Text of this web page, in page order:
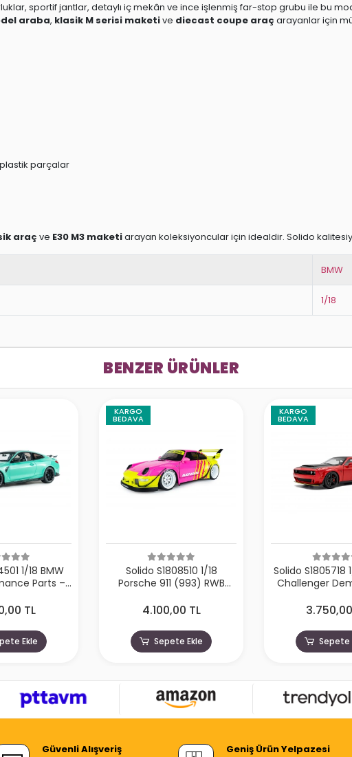
sportif jantlar, detaylı iç mekân ve ince işlenmiş far-stop grubu ile bu
araba, klasik M serisi maketive diecast coupe araç arayanlar için
parçalar
araç ve E30 M3 maketiarayan koleksiyoncular için idealdir. Solido
BMW
1/18
BENZER ÜRÜNLER
1/18 BMW
Parts –
TL
Ekle
KARGO
BEDAVA
Solido S1808510 1/18
Porsche 911 (993) RWB
4.100,00 TL
Sepete Ekle
KARGO
BEDAVA
Solido S1805718
Challenger
Sepete
Güvenli Alışveriş Geniş Ürün Yelpazesi